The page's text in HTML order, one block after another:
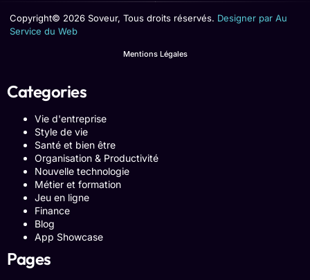
Copyright© 2026 Soveur, Tous droits réservés. Designer par Au
Service du Web
Mentions Légales
Categories
Vie d'entreprise
Style de vie
Santé et bien être
Organisation & Productivité
Nouvelle technologie
Métier et formation
Jeu en ligne
Finance
Blog
App Showcase
Pages